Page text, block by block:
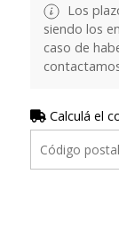
Los
siendo los
caso de
Calculá el